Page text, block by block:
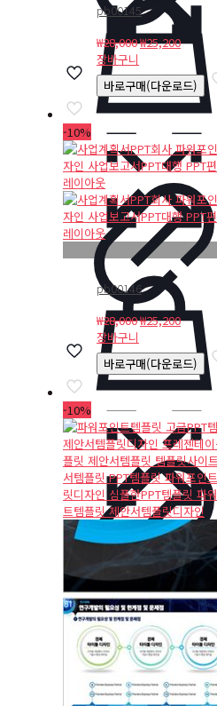
pb00145
₩28,000원
가
격:
₩28,000.
₩25,200현
가
격:
₩25,200.
장바구니
바로구매(다운로드)
-10%
pb00146
₩28,000원
가
격:
₩28,000.
₩25,200현
가
격:
₩25,200.
장바구니
바로구매(다운로드)
-10%